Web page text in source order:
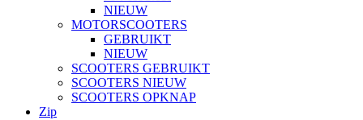
NIEUW
MOTORSCOOTERS
GEBRUIKT
NIEUW
SCOOTERS GEBRUIKT
SCOOTERS NIEUW
SCOOTERS OPKNAP
Zip